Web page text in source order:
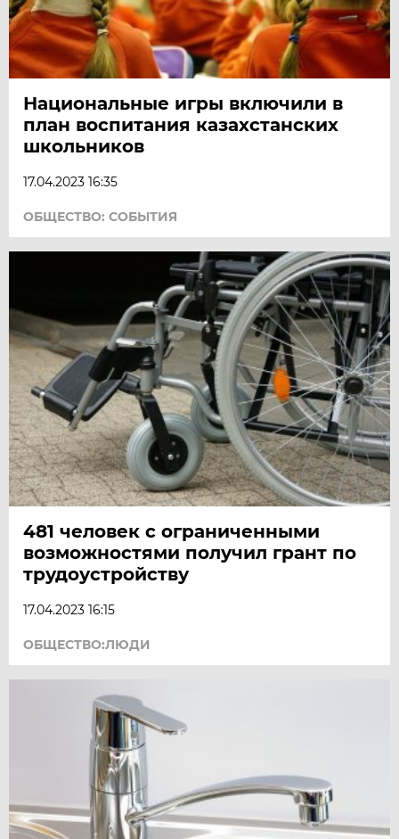
Национальные игры включили в
план воспитания казахстанских
школьников
17.04.2023 16:35
ОБЩЕСТВО: СОБЫТИЯ
481 человек с ограниченными
возможностями получил грант по
трудоустройству
17.04.2023 16:15
ОБЩЕСТВО:ЛЮДИ